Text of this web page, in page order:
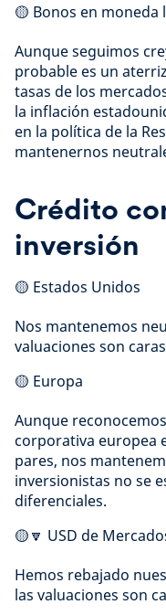
🟡 Bonos en
Aunque seguimos
probable es un
tasas de los
la inflación
en la política de la
mantenernos
Crédito
inversión
🟡 Estados Unidos
Nos mantenemos
valuaciones son
🟡 Europa
Aunque
corporativa europea
pares, nos
inversionistas no se
diferenciales.
🟡🔽 USD de
Hemos rebajado
las valuaciones son